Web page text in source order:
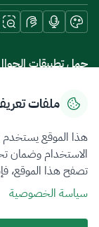
حمل تطبيقات
سياسة الخصوصيةشروط
جميع الحقوق محفوظة 2026 © ZATCA.GOV.SA
تم تطويره وصيانته
ملفات
هذا الموقع يستخدم
الاستخدام وضمان
تصفح هذا الموقع،
سياسة الخصوصية